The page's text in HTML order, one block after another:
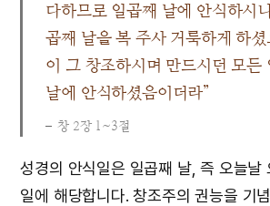
다하므로 일곱째 날에 안식하시
곱째 날을 복 주사 거룩하게 하
이 그 창조하시며 만드시던 모든
날에 안식하셨음이더라”
창 2장 1~3절
성경의 안식일은 일곱째 날, 즉 오늘날
일에 해당합니다. 창조주의 권능을 기